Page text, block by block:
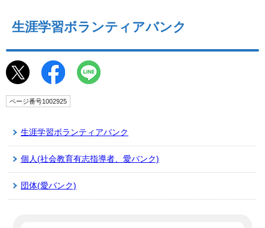
生涯学習ボランティアバンク
ページ番号1002925
生涯学習ボランティアバンク
個人(社会教育有志指導者、愛バンク)
団体(愛バンク)